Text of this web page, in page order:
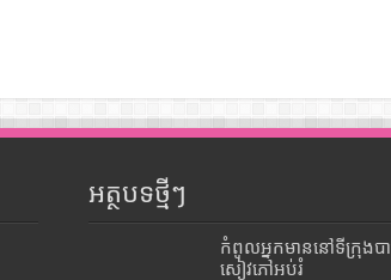
អត្ថបទថ្មីៗ
កំពូលអ្នកមាននៅទីក្រុង
សៀវភៅអប់រំ